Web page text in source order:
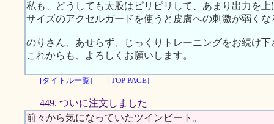
私も、どうしても太股はピリピリして、あまり出力を
サイズのアクセルガードを使うと皮膚への刺激が弱く
のりさん、あせらず、じっくりトレーニングをお続け下
これからも、よろしくお願いします。
[タイトル一覧] [TOP PAGE]
449. ついに注文しました
前々から気になっていたツインビート。